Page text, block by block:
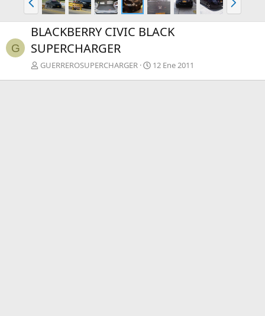
n
t
.
i
g
G
BLACKBERRY CIVIC BLACK
SUPERCHARGER
GUERREROSUPERCHARGER 12 Ene 2011